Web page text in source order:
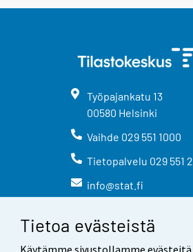
Tietoa evästeistä
Käytämme sivustollamme
Työpajankatu 13
00580 Helsinki
Vaihde 029 551 1000
Tietopalvelu 029 551
info@stat.fi